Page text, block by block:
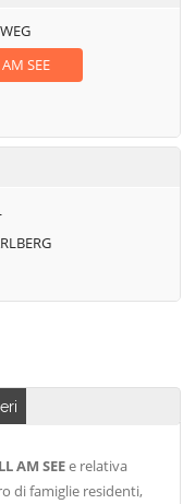
SEE
AM SEEe relativa
di famiglie residenti,